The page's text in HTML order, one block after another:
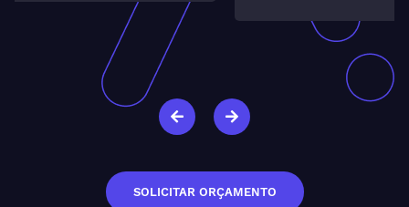
SOLICITAR ORÇAMENTO